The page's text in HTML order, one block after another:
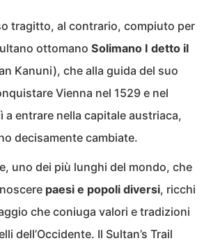
tragitto, al contrario, compiuto per
ottomano Solimano I detto il
Kanuni), che alla guida del suo
Vienna nel 1529 e nel
a entrare nella capitale austriaca,
decisamente cambiate.
uno dei più lunghi del mondo, che
paesi e popoli diversi, ricchi
che coniuga valori e tradizioni
dell’Occidente. Il Sultan’s Trail